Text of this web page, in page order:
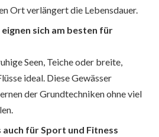
Ort verlängert die Lebensdauer.
sich am besten für
Seen, Teiche oder breite,
ideal. Diese Gewässer
der Grundtechniken ohne viel
auch für Sport und Fitness